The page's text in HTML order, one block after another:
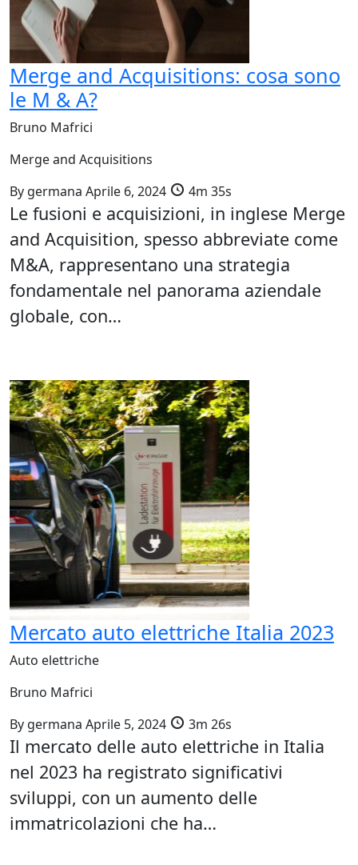
Merge and Acquisitions: cosa sono
le M & A?
Bruno Mafrici
Merge and Acquisitions
By germana Aprile 6, 2024 4m 35s
Le fusioni e acquisizioni, in inglese Merge
and Acquisition, spesso abbreviate come
M&A, rappresentano una strategia
fondamentale nel panorama aziendale
globale, con…
Mercato auto elettriche Italia 2023
Auto elettriche
Bruno Mafrici
By germana Aprile 5, 2024 3m 26s
Il mercato delle auto elettriche in Italia
nel 2023 ha registrato significativi
sviluppi, con un aumento delle
immatricolazioni che ha…